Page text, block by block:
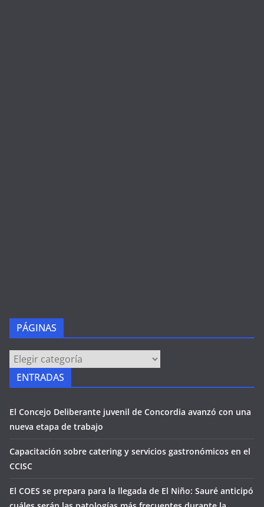
PÁGINAS
PÁGINAS
ENTRADAS
El Concejo Deliberante juvenil de Concordia avanzó con una
nueva etapa de trabajo
Capacitación sobre catering y servicios gastronómicos en el
CCISC
El COES se prepara para la llegada de El Niño: Sauré anticipó